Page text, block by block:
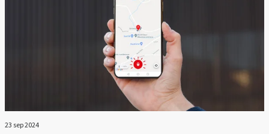
23 sep 2024